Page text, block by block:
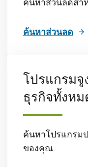
ค้นหาส่วนลดสํา
ค้นหาส่วนลด
โปรแกรมจู
ธุรกิจทั้งหม
ค้นหาโปรแกรม
ของคุณ